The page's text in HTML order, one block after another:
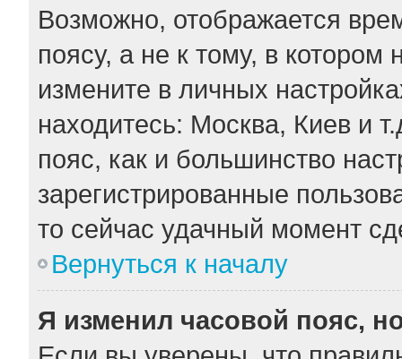
Возможно, отображается
поясу, а не к тому, в
измените в личных
находитесь: Москва, Киев и
пояс, как и большинство
зарегистрированные
то сейчас удачный момент
Вернуться к началу
Я изменил часовой пояс,